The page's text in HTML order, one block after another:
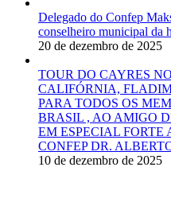
Delegado do Confep
conselheiro municipal da
20 de dezembro de 2025
TOUR DO CAYRES
CALIFÓRNIA,
PARA TODOS OS
BRASIL , AO AMIGO
EM ESPECIAL FORTE
CONFEP DR.
10 de dezembro de 2025